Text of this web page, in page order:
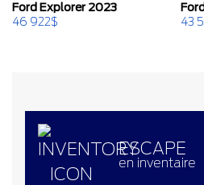
Ford Explorer 2023
46 922$
43
ESCAPE
en inventaire